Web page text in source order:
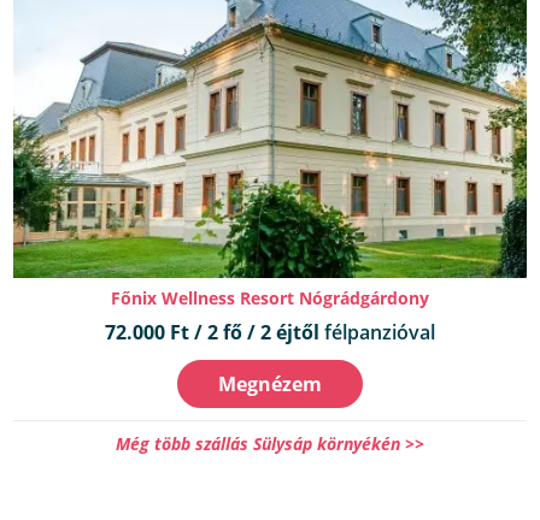
Főnix Wellness Resort Nógrádgárdony
72.000 Ft / 2 fő / 2 éjtől félpanzióval
Megnézem
Még több szállás Sülysáp környékén >>